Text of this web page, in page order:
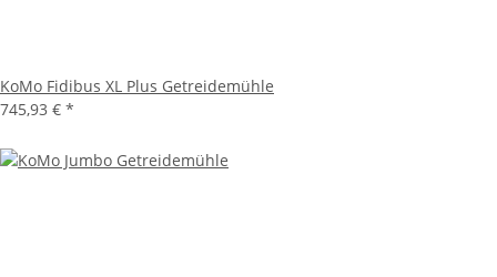
KoMo Fidibus XL Plus Getreidemühle
745,93 € *